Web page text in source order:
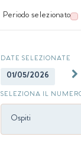
Periodo selezionato
DATE SELEZIONATE
01/05/2026
SELEZIONA IL
Ospiti